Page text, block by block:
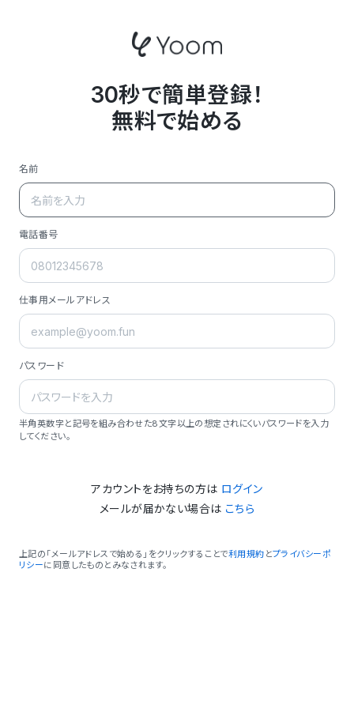
30秒で簡単登録！
無料で始める
名前
電話番号
仕事用メールアドレス
パスワード
半角英数字と記号を組み合わせた8文字以上の想定されにくいパスワードを入力
してください。
アカウントをお持ちの方は ログイン
メールが届かない場合は こちら
上記の「メールアドレスで始める」をクリックすることで利用規約 とプライバシーポ
リシーに同意したものとみなされます。